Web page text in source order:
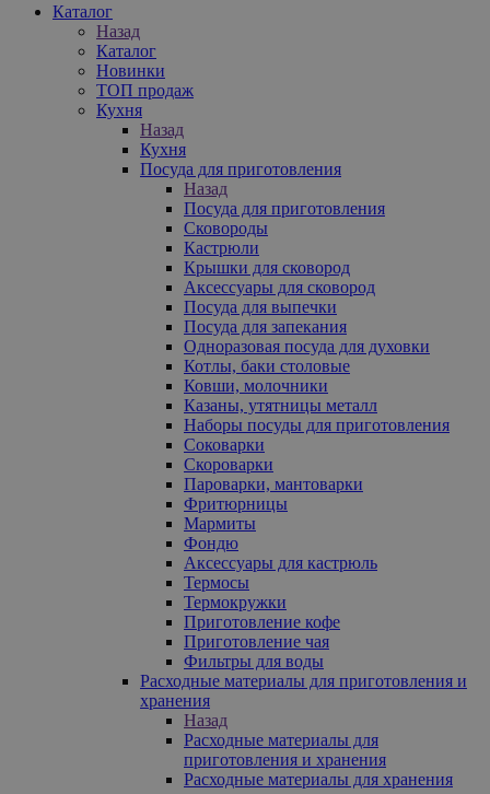
Каталог
Назад
Каталог
Новинки
ТОП продаж
Кухня
Назад
Кухня
Посуда для приготовления
Назад
Посуда для приготовления
Сковороды
Кастрюли
Крышки для сковород
Аксессуары для сковород
Посуда для выпечки
Посуда для запекания
Одноразовая посуда для духовки
Котлы, баки столовые
Ковши, молочники
Казаны, утятницы металл
Наборы посуды для приготовления
Соковарки
Скороварки
Пароварки, мантоварки
Фритюрницы
Мармиты
Фондю
Аксессуары для кастрюль
Термосы
Термокружки
Приготовление кофе
Приготовление чая
Фильтры для воды
Расходные материалы для приготовления и
хранения
Назад
Расходные материалы для
приготовления и хранения
Расходные материалы для хранения